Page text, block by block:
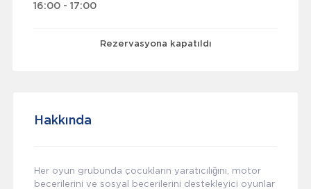
16:00 - 17:00
Rezervasyona kapatıldı
Hakkında
Her oyun grubunda çocukların yaratıcılığını, motor
becerilerini ve sosyal becerilerini destekleyici oyunlar